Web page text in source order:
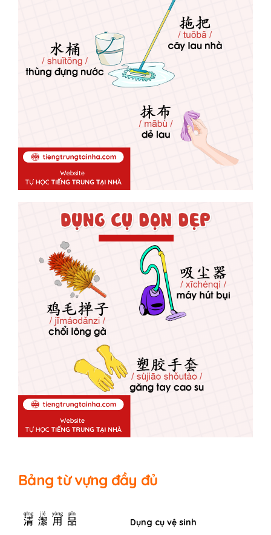
Bảng từ vựng đầy đủ
清潔用品 Dụng cụ vệ sinh